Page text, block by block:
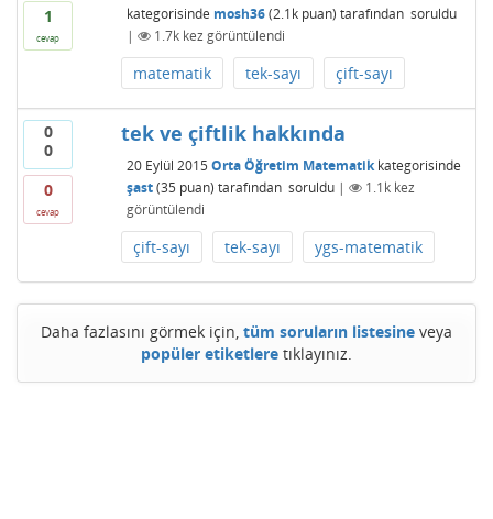
1
cevap
kategorisinde mosh36 (2.1kpuan) tarafından soruldu
|
1.7kkez görüntülendi
matematik tek-sayı çift-sayı
0
0
0
cevap
tek ve çiftlik hakkında
20 Eylül 2015 Orta Öğretim Matematikkategorisinde
şast (35 puan) tarafından soruldu | 1.1kkez
görüntülendi
çift-sayı tek-sayı ygs-matematik
Daha fazlasını görmek için, tüm soruların listesine veya
popüler etiketlere tıklayınız.